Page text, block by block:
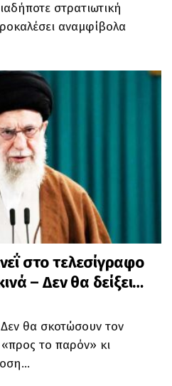
στρατιωτική
αναμφίβολα
στο τελεσίγραφο
– Δεν θα δείξει…
θα σκοτώσουν τον
το παρόν» κι